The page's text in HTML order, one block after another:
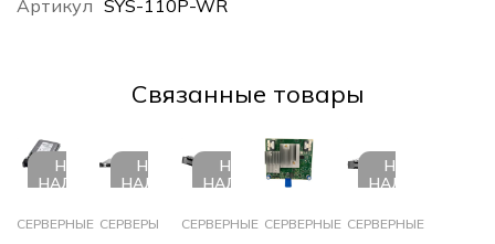
Артикул SYS-110P-WR
Cвязанные товары
НЕТ В
НАЛИЧИИ
СЕРВЕРНЫЕ
НЕТ В
НАЛИЧИИ
СЕРВЕРЫ
НЕТ В
НАЛИЧИИ
СЕРВЕРНЫЕ СЕРВЕРНЫЕ
НЕТ В
НАЛИЧИИ
СЕРВЕРНЫЕ